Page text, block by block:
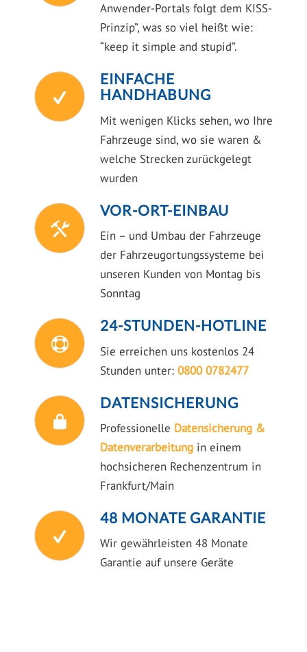
Anwender-Portals folgt dem KISS-
Prinzip”, was so viel heißt wie:
“keep it simple and stupid”.
EINFACHE
HANDHABUNG
Mit wenigen Klicks sehen, wo Ihre
Fahrzeuge sind, wo sie waren &
welche Strecken zurückgelegt
wurden
VOR-ORT-EINBAU
Ein – und Umbau der Fahrzeuge
der Fahrzeugortungssysteme bei
unseren Kunden von Montag bis
Sonntag
24-STUNDEN-HOTLINE
Sie erreichen uns kostenlos 24
Stunden unter: 0800 0782477
DATENSICHERUNG
Professionelle Datensicherung &
Datenverarbeitung in einem
hochsicheren Rechenzentrum in
Frankfurt/Main
48 MONATE GARANTIE
Wir gewährleisten 48 Monate
Garantie auf unsere Geräte